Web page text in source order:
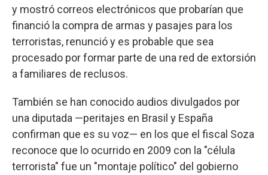
y mostró correos electrónicos que probarían que
financió la compra de armas y pasajes para los
terroristas, renunció y es probable que sea
procesado por formar parte de una red de extorsión
a familiares de reclusos.
También se han conocido audios divulgados por
una diputada —peritajes en Brasil y España
confirman que es su voz— en los que el fiscal Soza
reconoce que lo ocurrido en 2009 con la "célula
terrorista" fue un "montaje político" del gobierno